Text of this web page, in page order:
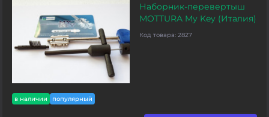
в наличии популярный
Наборник-перевертыш
МOTTURA My Key (Италия)
Код товара: 2827